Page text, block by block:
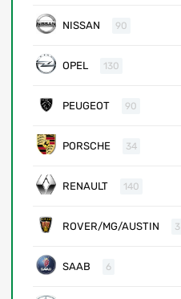
NISSAN 90
OPEL 130
PEUGEOT 90
PORSCHE 34
RENAULT 140
ROVER/MG/AUSTIN 3
SAAB 6